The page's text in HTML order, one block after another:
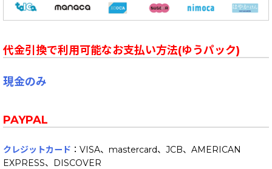
代金引換で利用可能なお支払い方法(ゆうパック)
現金のみ
PAYPAL
クレジットカード ：VISA、mastercard、JCB、AMERICAN
EXPRESS、DISCOVER